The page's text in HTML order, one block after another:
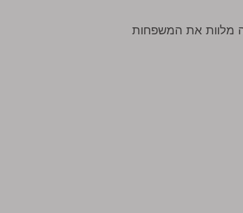
מלוות את המשפחות